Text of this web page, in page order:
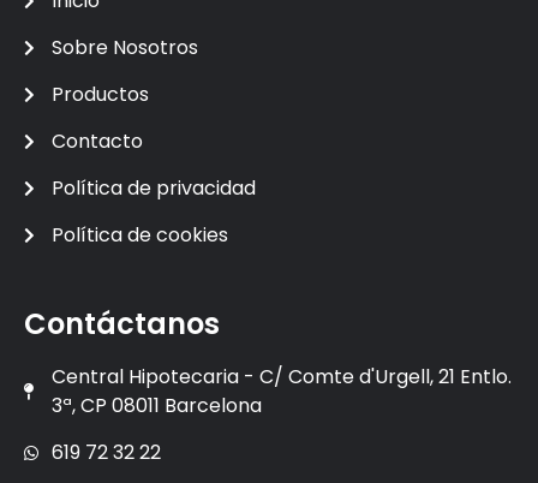
Sobre Nosotros
Productos
Contacto
Política de privacidad
Política de cookies
Contáctanos
Central Hipotecaria - C/ Comte d'Urgell, 21 Entlo.
3ª, CP 08011 Barcelona
619 72 32 22